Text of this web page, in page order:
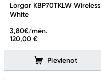
Lorgar KBP70TKLW Wireless
White
120,00 €
3,80€/mēn.
Pievienot